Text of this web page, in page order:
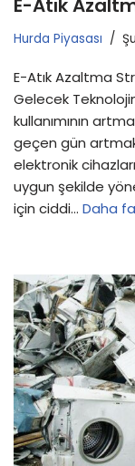
Hurda Piyasası
E-Atık Azaltma
Gelecek
kullanımının
geçen gün
elektronik
uygun şekilde
için ciddi… Daha